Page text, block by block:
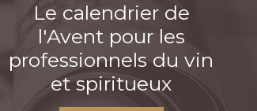
Le calendrier de
l'Avent pour les
professionnels du vin
et spiritueux